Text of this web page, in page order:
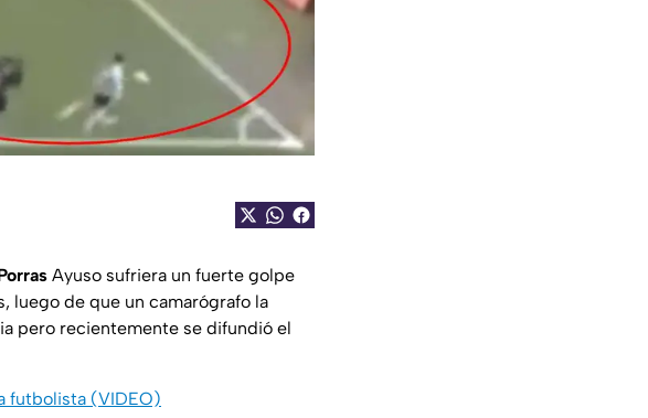
Ayuso sufriera un fuerte golpe
luego de que un camarógrafo la
pero recientemente se difundió el
futbolista (VIDEO)